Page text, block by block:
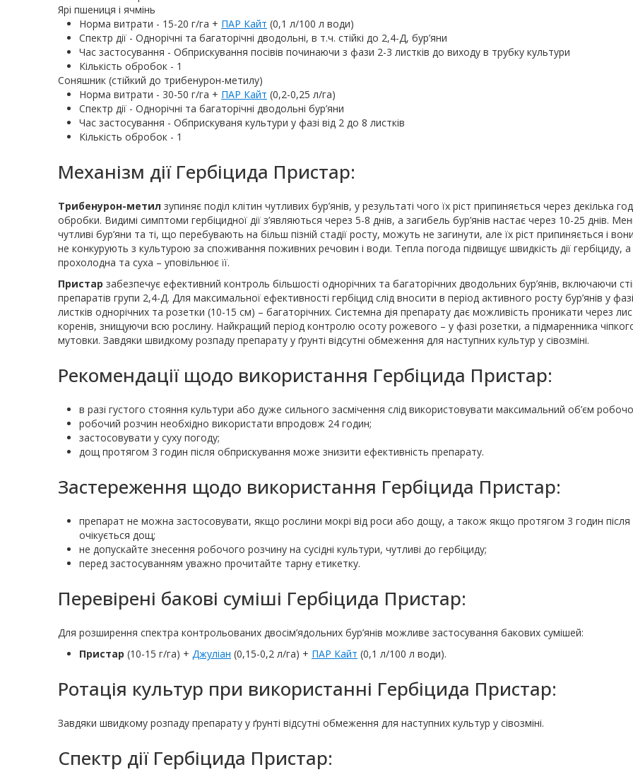
Ярі пшениця і ячмінь
Норма витрати - 15-20 г/га + ПАР Кайт (0,1 л/100 л води)
Спектр дії - Однорічні та багаторічні дводольні, в т.ч. стійкі до 2,4-Д, бур’яни
Час застосування - Обприскування посівів починаючи з фази 2-3 листків до виходу в трубку культури
Кількість обробок - 1
Соняшник (стійкий до трибенурон-метилу)
Норма витрати - 30-50 г/га + ПАР Кайт (0,2-0,25 л/га)
Спектр дії - Однорічні та багаторічні дводольні бур’яни
Час застосування - Обприскуваня культури у фазі від 2 до 8 листків
Кількість обробок - 1
Механізм дії Гербіцида Пристар:
Трибенурон-метил зупиняє поділ клітин чутливих бур’янів, у результаті чого їх ріст припиняється через декілька
обробки. Видимі симптоми гербіцидної дії з’являються через 5-8 днів, а загибель бур’янів настає через 10-25 днів.
чутливі бур’яни та ті, що перебувають на більш пізній стадії росту, можуть не загинути, але їх ріст припиняється і
не конкурують з культурою за споживання поживних речовин і води. Тепла погода підвищує швидкість дії гербіциду, а
прохолодна та суха – уповільнює її.
Пристар забезпечує ефективний контроль більшості однорічних та багаторічних дводольних бур’янів, включаючи
препаратів групи 2,4-Д. Для максимальної ефективності гербіцид слід вносити в період активного росту бур’янів у
листків однорічних та розетки (10-15 см) – багаторічних. Системна дія препарату дає можливість проникати через
коренів, знищуючи всю рослину. Найкращий період контролю осоту рожевого – у фазі розетки, а підмаренника
мутовки. Завдяки швидкому розпаду препарату у ґрунті відсутні обмеження для наступних культур у сівозміні.
Рекомендації щодо використання Гербіцида Пристар:
в разі густого стояння культури або дуже сильного засмічення слід використовувати максимальний об’єм
робочий розчин необхідно використати впродовж 24 годин;
застосовувати у суху погоду;
дощ протягом 3 годин після обприскування може знизити ефективність препарату.
Застереження щодо використання Гербіцида Пристар:
препарат не можна застосовувати, якщо рослини мокрі від роси або дощу, а також якщо протягом 3 годин
очікується дощ;
не допускайте знесення робочого розчину на сусідні культури, чутливі до гербіциду;
перед застосуванням уважно прочитайте тарну етикетку.
Перевірені бакові суміші Гербіцида Пристар:
Для розширення спектра контрольованих двосім’ядольних бур’янів можливе застосування бакових сумішей:
Пристар (10-15 г/га) + Джуліан (0,15-0,2 л/га) + ПАР Кайт (0,1 л/100 л води).
Ротація культур при використанні Гербіцида Пристар:
Завдяки швидкому розпаду препарату у ґрунті відсутні обмеження для наступних культур у сівозміні.
Спектр дії Гербіцида Пристар: